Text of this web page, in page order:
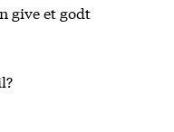
give et godt